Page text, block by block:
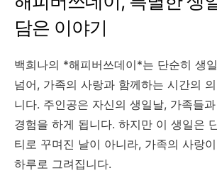
담은 이야기
백희나의 *해피버쓰데이*는 단순히 생
넘어, 가족의 사랑과 함께하는 시간의
니다. 주인공은 자신의 생일날, 가족들
경험을 하게 됩니다. 하지만 이 생일은
티로 꾸며진 날이 아니라, 가족의 사랑
하루로 그려집니다.